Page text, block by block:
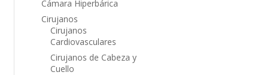
Cámara Hiperbárica
Cirujanos
Cirujanos
Cardiovasculares
Cirujanos de Cabeza y
Cuello